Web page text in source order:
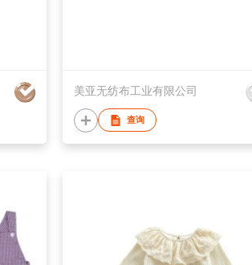
美亚无纺布工业有限公司
查询